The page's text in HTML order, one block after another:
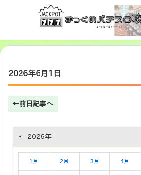
2026年6月1日
←前日記事へ
2026年
1月 2月 3月 4月